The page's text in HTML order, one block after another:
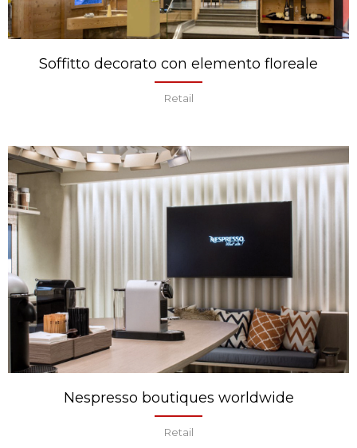
Soffitto decorato con elemento floreale
Retail
Nespresso boutiques worldwide
Retail